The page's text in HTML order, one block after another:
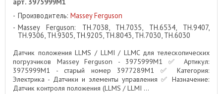
Производитель: Massey Ferguson
Massey Ferguson: TH.7038, TH.7035, TH.6534, TH.9407,
TH.9306, TH.9305, TH.9205, TH.8043, TH.7030, TH.6030
Датчик положения LLMS / LLMI / LLMC для телескопических
погрузчиков Massey Ferguson - 3975999M1 ✅ Артикул:
3975999M1 - старый номер 3977289M1 ✅ Категория:
Электрика - Датчики и элементы управления ✅ Назначение:
Датчик контроля положения (LLMS / LLMI ...